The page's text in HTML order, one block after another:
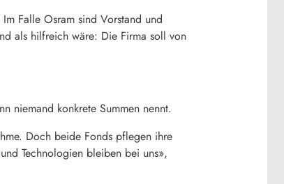
Falle Osram sind Vorstand und
als hilfreich wäre: Die Firma soll von
niemand konkrete Summen nennt.
Doch beide Fonds pflegen ihre
Technologien bleiben bei uns»,